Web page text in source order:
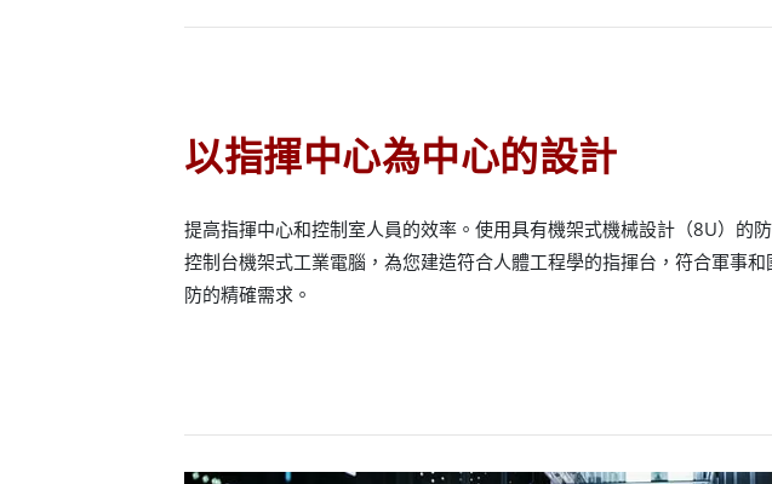
以指揮中心為中心的設計
提高指揮中心和控制室人員的效率。使用具有機架式機械設計（8U）的
控制台機架式工業電腦，為您建造符合人體工程學的指揮台，符合軍事和
防的精確需求。